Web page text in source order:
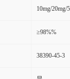
10mg/20mg/
≥98%%
38390-45-3